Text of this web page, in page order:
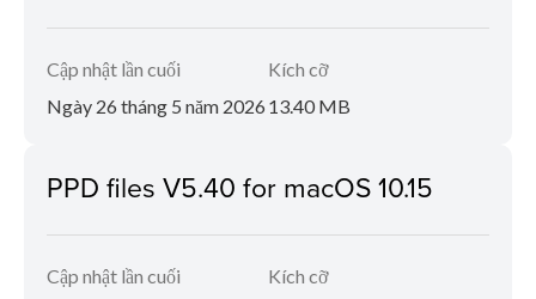
Cập nhật lần cuối
Ngày 26 tháng 5 năm 2026
Kích cỡ
13.40 MB
PPD files V5.40 for macOS 10.15
Cập nhật lần cuối
Kích cỡ